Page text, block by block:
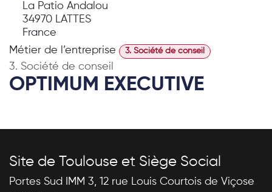
La Patio Andalou
34970 LATTES
France
Métier de l’entreprise
3. Société de conseil
3. Société de conseil
OPTIMUM EXECUTIVE
Site de Toulouse et Siège Social
Portes Sud IMM 3, 12 rue Louis Courtois de Viçose